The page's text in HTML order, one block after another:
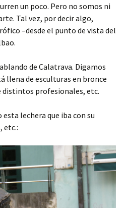
un poco. Pero no somos ni
Tal vez, por decir algo,
–desde el punto de vista del
de Calatrava. Digamos
llena de esculturas en bronce
distintos profesionales, etc.
lechera que iba con su
etc.: